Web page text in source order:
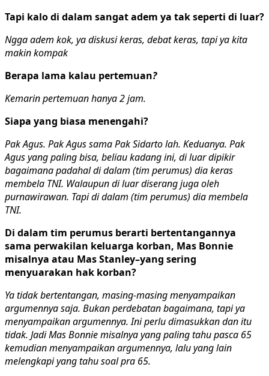
Tapi kalo di dalam sangat adem ya tak seperti di luar?
Ngga adem kok, ya diskusi keras, debat keras, tapi ya kita
makin kompak
Berapa lama kalau pertemuan?
Kemarin pertemuan hanya 2 jam.
Siapa yang biasa menengahi?
Pak Agus. Pak Agus sama Pak Sidarto lah. Keduanya. Pak
Agus yang paling bisa, beliau kadang ini, di luar dipikir
bagaimana padahal di dalam (tim perumus) dia keras
membela TNI. Walaupun di luar diserang juga oleh
purnawirawan. Tapi di dalam (tim perumus) dia membela
TNI.
Di dalam tim perumus berarti bertentangannya
sama perwakilan keluarga korban, Mas Bonnie
misalnya atau Mas Stanley–yang sering
menyuarakan hak korban?
Ya tidak bertentangan, masing-masing menyampaikan
argumennya saja. Bukan perdebatan bagaimana, tapi ya
menyampaikan argumennya. Ini perlu dimasukkan dan itu
tidak. Jadi Mas Bonnie misalnya yang paling tahu pasca 65
kemudian menyampaikan argumennya, lalu yang lain
melengkapi yang tahu soal pra 65.